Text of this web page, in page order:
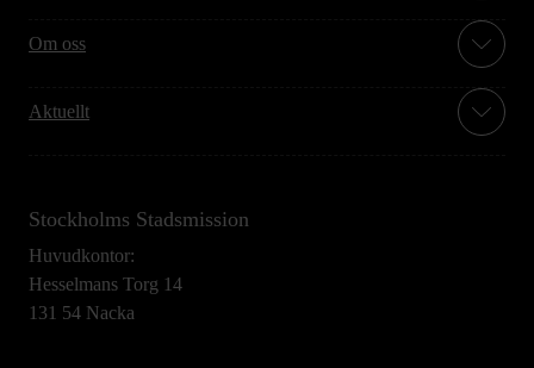
Om oss
Aktuellt
Stockholms Stadsmission
Huvudkontor:
Hesselmans Torg 14
131 54 Nacka